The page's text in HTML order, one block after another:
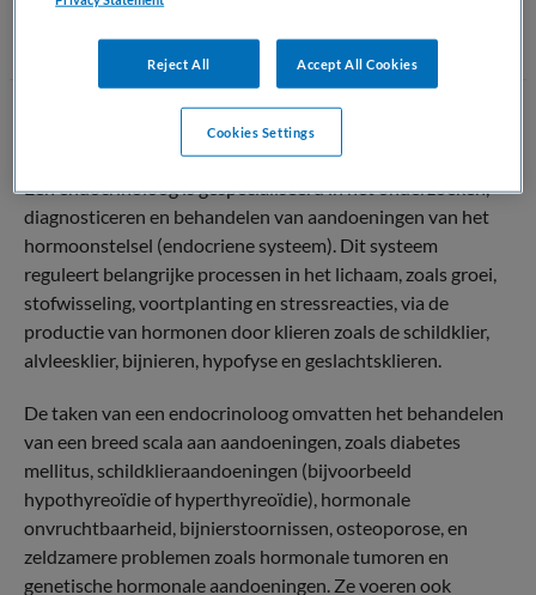
Wat doet een Endocrinoloog
Een endocrinoloog is gespecialiseerd in het onderzoeken,
diagnosticeren en behandelen van aandoeningen van het
hormoonstelsel (endocriene systeem). Dit systeem
reguleert belangrijke processen in het lichaam, zoals groei,
stofwisseling, voortplanting en stressreacties, via de
productie van hormonen door klieren zoals de schildklier,
alvleesklier, bijnieren, hypofyse en geslachtsklieren.
De taken van een endocrinoloog omvatten het behandelen
van een breed scala aan aandoeningen, zoals diabetes
mellitus, schildklieraandoeningen (bijvoorbeeld
hypothyreoïdie of hyperthyreoïdie), hormonale
onvruchtbaarheid, bijnierstoornissen, osteoporose, en
zeldzamere problemen zoals hormonale tumoren en
genetische hormonale aandoeningen. Ze voeren ook
Reject All Accept All Cookies
Cookies Settings